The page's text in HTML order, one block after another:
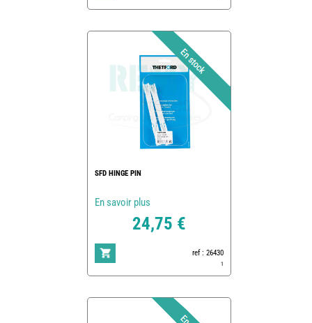
SFD HINGE PIN
En savoir plus
24,75 €
ref : 26430
1